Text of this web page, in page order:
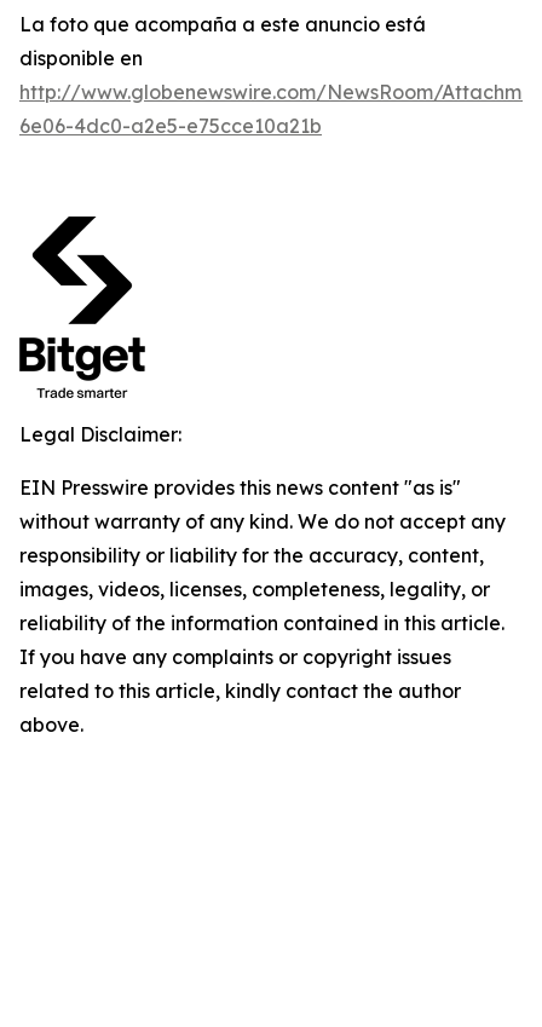
La foto que acompaña a este anuncio está
disponible en
http://www.globenewswire.com/NewsRoom/
6e06-4dc0-a2e5-e75cce10a21b
Legal Disclaimer:
EIN Presswire provides this news content "as is"
without warranty of any kind. We do not accept any
responsibility or liability for the accuracy, content,
images, videos, licenses, completeness, legality, or
reliability of the information contained in this article.
If you have any complaints or copyright issues
related to this article, kindly contact the author
above.